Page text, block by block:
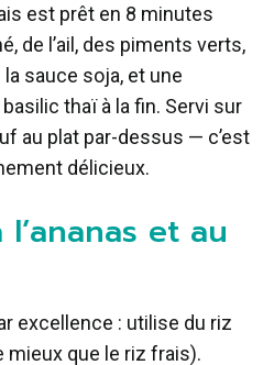
est prêt en 8 minutes
de l’ail, des piments verts,
la sauce soja, et une
thaï à la fin. Servi sur
au plat par-dessus — c’est
délicieux.
et au
excellence : utilise du riz
mieux que le riz frais).